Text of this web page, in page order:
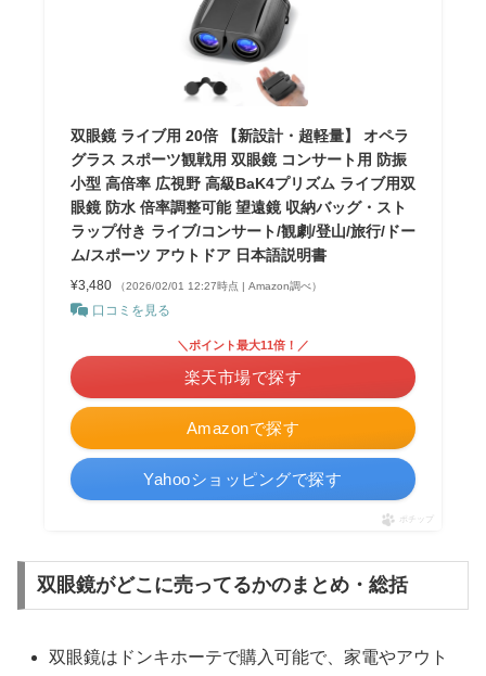
双眼鏡 ライブ用 20倍 【新設計・超軽量】 オペラ
グラス スポーツ観戦用 双眼鏡 コンサート用 防振
小型 高倍率 広視野 高級BaK4プリズム ライブ用双
眼鏡 防水 倍率調整可能 望遠鏡 収納バッグ・スト
ラップ付き ライブ/コンサート/観劇/登山/旅行/ドー
ム/スポーツ アウトドア 日本語説明書
¥3,480 （2026/02/01 12:27時点 | Amazon調べ）
口コミを見る
Amazonで探す
＼ポイント最大11倍！／
楽天市場で探す
Yahooショッピングで探す
ポチップ
双眼鏡がどこに売ってるかのまとめ・総括
双眼鏡はドンキホーテで購入可能で、家電やアウト